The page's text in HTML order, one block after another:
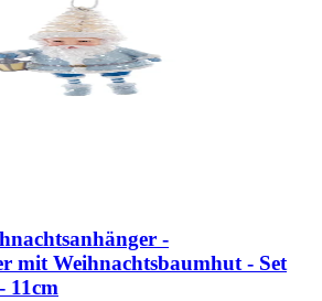
-
mit Weihnachtsbaumhut - Set
11cm